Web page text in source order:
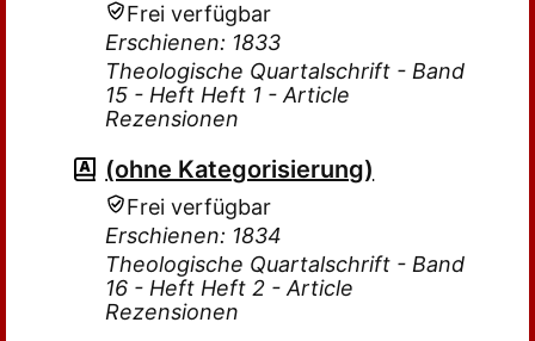
Frei verfügbar
Erschienen: 1833
Theologische Quartalschrift - Band
15 - Heft Heft 1 - Article
Rezensionen
(ohne Kategorisierung)
Frei verfügbar
Erschienen: 1834
Theologische Quartalschrift - Band
16 - Heft Heft 2 - Article
Rezensionen